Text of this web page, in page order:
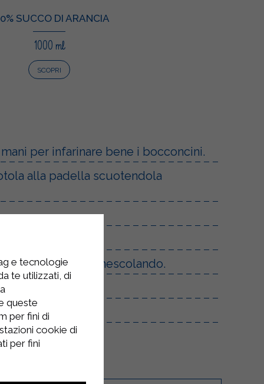
SUCCO DI ARANCIA
1000 ml
SCOPRI
per infarinare bene i bocconcini.
alla padella scuotendola
per 2/3 minuti mescolando.
e tecnologie
te utilizzati, di
queste
per fini di
cookie di
per fini